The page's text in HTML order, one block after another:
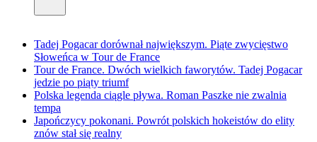
Tadej Pogacar dorównał największym. Piąte zwycięstwo
Słoweńca w Tour de France
Tour de France. Dwóch wielkich faworytów. Tadej Pogacar
jedzie po piąty triumf
Polska legenda ciągle pływa. Roman Paszke nie zwalnia
tempa
Japończycy pokonani. Powrót polskich hokeistów do elity
znów stał się realny